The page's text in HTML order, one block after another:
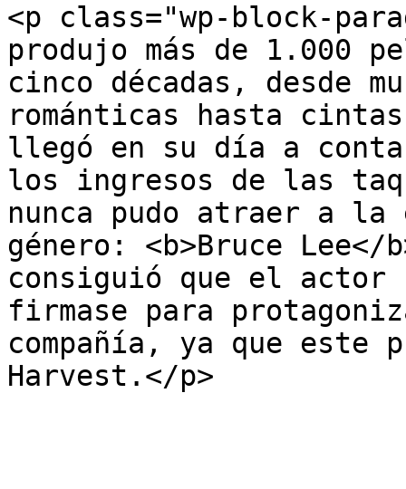
<p class="wp-block-
produjo más de 1.000
cinco décadas, desde
románticas hasta
llegó en su día a
los ingresos de las
nunca pudo atraer a
género: <b>Bruce
consiguió que el actor
firmase para
compañía, ya que
Harvest.</p>